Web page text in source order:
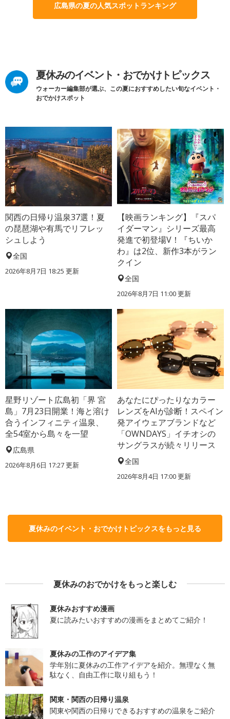
広島県の夏の人気スポットランキング
夏休みのイベント・おでかけトピックス
ウォーカー編集部が選ぶ、この夏におすすめしたい旬なイベント・
おでかけスポット
関西の日帰り温泉37選！夏
の琵琶湖や有馬でリフレッ
シュしよう
全国
2026年8月7日 18:25 更新
【映画ランキング】『スパ
イダーマン』シリーズ最高
発進で初登場V！『ちいか
わ』は2位、新作3本がラン
クイン
全国
2026年8月7日 11:00更新
星野リゾート広島初「界 宮
島」7月23日開業！海と溶け
合うインフィニティ温泉、
全54室から島々を一望
広島県
2026年8月6日 17:27更新
あなたにぴったりなカラー
レンズをAIが診断！スペイン
発アイウェアブランドなど
「OWNDAYS」イチオシの
サングラスが続々リリース
全国
2026年8月4日 17:00更新
夏休みのイベント・おでかけトピックスをもっと見る
夏休みのおでかけをもっと楽しむ
夏休みおすすめ漫画
夏に読みたいおすすめの漫画をまとめてご紹介！
夏休みの工作のアイデア集
学年別に夏休みの工作アイデアを紹介。無理なく無
駄なく、自由工作に取り組もう！
関東・関西の日帰り温泉
関東や関西の日帰りできるおすすめの温泉をご紹介